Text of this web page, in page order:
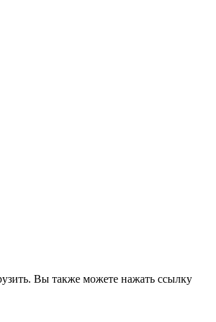
Вы также можете нажать ссылку